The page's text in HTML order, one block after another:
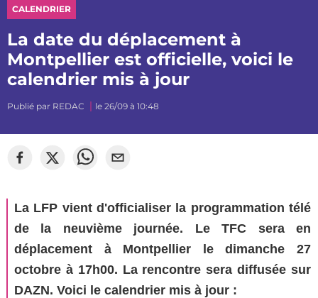
CALENDRIER
La date du déplacement à
Montpellier est officielle, voici le
calendrier mis à jour
Publié par REDAC le 26/09 à 10:48
La LFP vient d'officialiser la programmation télé
de la neuvième journée. Le TFC sera en
déplacement à Montpellier le dimanche 27
octobre à 17h00. La rencontre sera diffusée sur
DAZN. Voici le calendrier mis à jour :